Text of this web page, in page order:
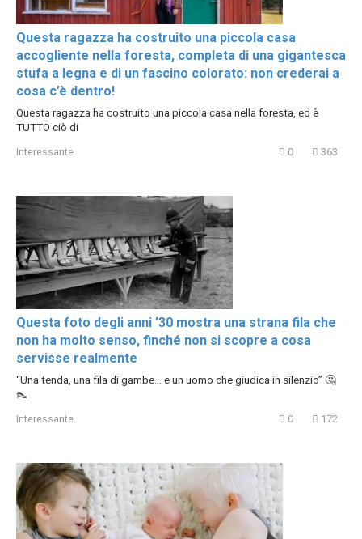
Questa ragazza ha costruito una piccola casa
accogliente nella foresta, completa di una gigantesca
stufa a legna e di un fascino colorato: non crederai a
cosa c’è dentro!
Questa ragazza ha costruito una piccola casa nella foresta, ed è
TUTTO ciò di
Interessante 0 363
Questa foto degli anni ’30 mostra una strana fila che
non ha molto senso, finché non si scopre a cosa
servisse realmente
“Una tenda, una fila di gambe… e un uomo che giudica in silenzio” 🤔
👠
Interessante 0 172